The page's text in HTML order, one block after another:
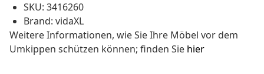
SKU: 3416260
Brand: vidaXL
Weitere Informationen, wie Sie Ihre Möbel vor dem
Umkippen schützen können; finden Sie hier